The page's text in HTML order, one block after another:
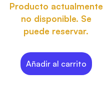
Producto actualmente
no disponible. Se
puede reservar.
Añadir al carrito